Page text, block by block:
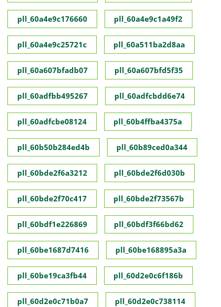
pll_60a4e9c176660 pll_60a4e9c1a49f2
pll_60a4e9c25721c pll_60a511ba2d8aa
pll_60a607bfadb07 pll_60a607bfd5f35
pll_60adfbb495267 pll_60adfcbdd6e74
pll_60adfcbe08124 pll_60b4ffba4375a
pll_60b50b284ed4b pll_60b89ced0a344
pll_60bde2f6a3212 pll_60bde2f6d030b
pll_60bde2f70c417 pll_60bde2f73567b
pll_60bdf1e226869 pll_60bdf3f66bd62
pll_60be1687d7416 pll_60be168895a3a
pll_60be19ca3fb44 pll_60d2e0c6f186b
pll_60d2e0c71b0a7 pll_60d2e0c738114